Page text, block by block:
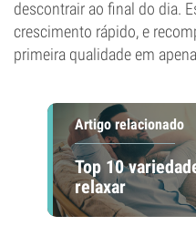
descontrair ao final do dia.
crescimento rápido, e
primeira qualidade em
Artigo relacionado
Top 10
relaxar